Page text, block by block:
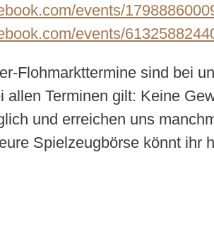
events/
events/
Flohmarkttermine sind bei
Terminen gilt: Keine
und erreichen uns
Spielzeugbörse könnt ihr